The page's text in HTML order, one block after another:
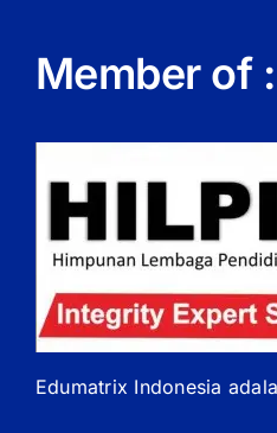
Member of :
Edumatrix Indonesia